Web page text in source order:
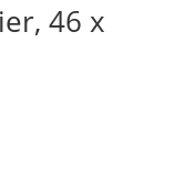
46 x